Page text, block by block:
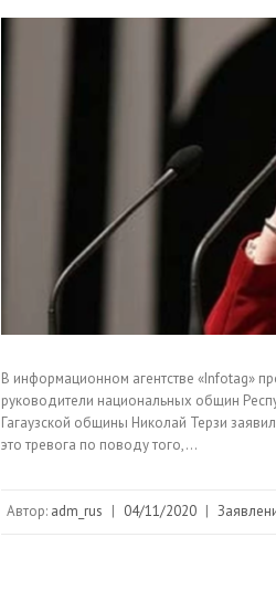
В информационном агентстве «Infotag»
руководители национальных общин
Гагаузской общины Николай Терзи
это тревога по поводу того,…
Автор: adm_rus | 04/11/2020 |